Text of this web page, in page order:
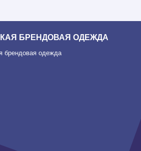
БРЕНДОВАЯ ОДЕЖДА
брендовая одежда